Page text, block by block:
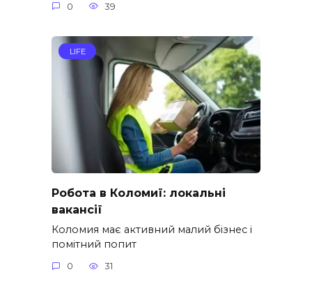
0 39
LIFE
Робота в Коломиї: локальні
вакансії
Коломия має активний малий бізнес і
помітний попит
0 31